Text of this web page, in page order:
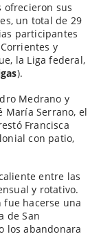
ofrecieron sus
un total de 29
participantes
y
la Liga federal,
).
Medrano y
María Serrano, el
Francisca
con patio,
entre las
y rotativo.
fue hacerse una
de San
los abandonara